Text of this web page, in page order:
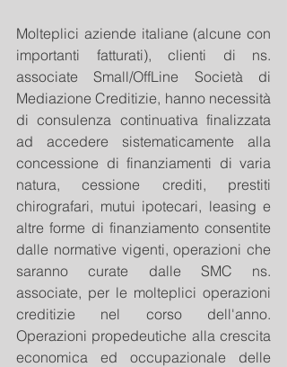
Molteplici aziende italiane (alcune con
importanti fatturati), clienti di ns.
associate Small/OffLine Società di
Mediazione Creditizie, hanno necessità
di consulenza continuativa finalizzata
ad accedere sistematicamente alla
concessione di finanziamenti di varia
natura, cessione crediti, prestiti
chirografari, mutui ipotecari, leasing e
altre forme di finanziamento consentite
dalle normative vigenti, operazioni che
saranno curate dalle SMC ns.
associate, per le molteplici operazioni
creditizie nel corso dell'anno.
Operazioni propedeutiche alla crescita
economica ed occupazionale delle